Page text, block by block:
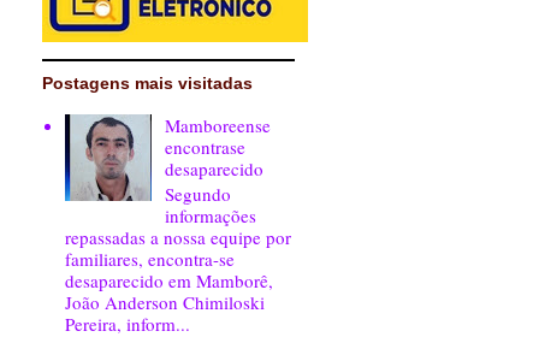
Postagens mais visitadas
Mamboreense
encontrase
desaparecido
Segundo
informações
repassadas a nossa equipe por
familiares, encontra-se
desaparecido em Mamborê,
João Anderson Chimiloski
Pereira, inform...